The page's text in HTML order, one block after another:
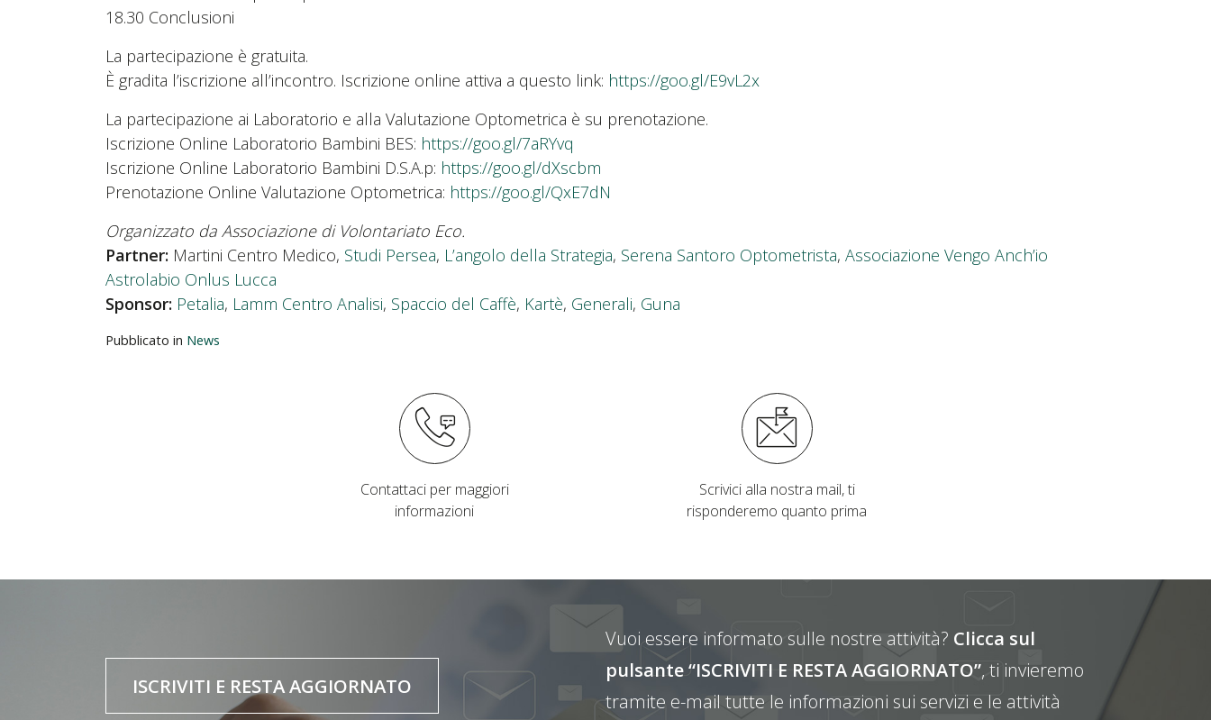
18.30 Conclusioni
La partecipazione è gratuita.
È gradita l’iscrizione all’incontro. Iscrizione online attiva a questo link: https://goo.gl/E9vL2x
La partecipazione ai Laboratorio e alla Valutazione Optometrica è su prenotazione.
Iscrizione Online Laboratorio Bambini BES: https://goo.gl/7aRYvq
Iscrizione Online Laboratorio Bambini D.S.A.p: https://goo.gl/dXscbm
Prenotazione Online Valutazione Optometrica: https://goo.gl/QxE7dN
Organizzato da Associazione di Volontariato Eco.
Partner: Martini Centro Medico, Studi Persea, L’angolo della Strategia, Serena Santoro Optometrista, Associazione Vengo Anch’io
Astrolabio Onlus Lucca
Sponsor: Petalia, Lamm Centro Analisi, Spaccio del Caffè, Kartè, Generali, Guna
Pubblicato in News
Contattaci per maggiori
informazioni
Scrivici alla nostra mail, ti
risponderemo quanto prima
ISCRIVITI E RESTA AGGIORNATO
Vuoi essere informato sulle nostre attività? Clicca sul
pulsante “ISCRIVITI E RESTA AGGIORNATO”, ti invieremo
tramite e-mail tutte le informazioni sui servizi e le attività